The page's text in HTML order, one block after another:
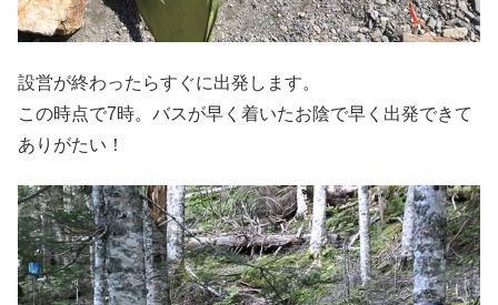
設営が終わったらすぐに出発します。
この時点で7時。バスが早く着いたお陰で早く出発できて
ありがたい！